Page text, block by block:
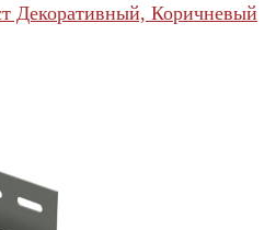
Декоративный, Коричневый